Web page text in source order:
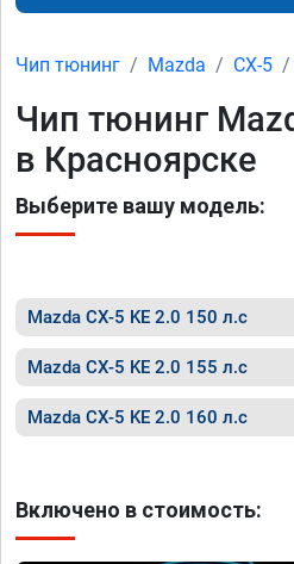
Чип тюнинг Mazda CX-5
Чип тюнинг
в Красноярске
Выберите вашу модель:
Mazda CX-5 KE 2.0 150 л.с
Mazda CX-5 KE 2.0 155 л.с
Mazda CX-5 KE 2.0 160 л.с
Включено в стоимость: